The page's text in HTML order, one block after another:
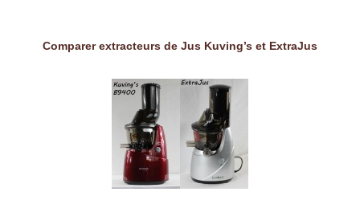
Comparer extracteurs de Jus Kuving’s et ExtraJus